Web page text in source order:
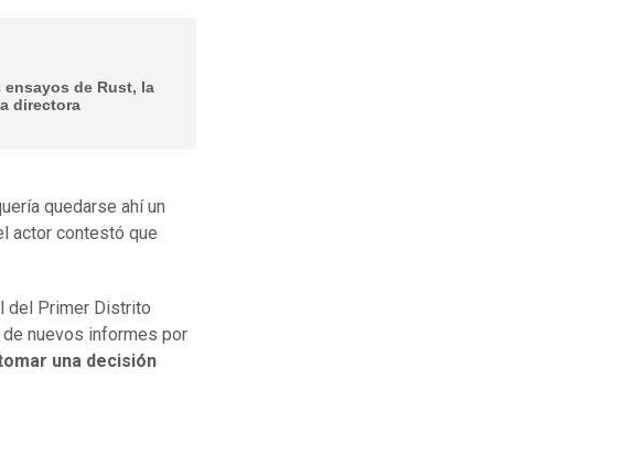
de Rust, la
directora
quedarse ahí un
actor contestó que
del Primer Distrito
nuevos informes por
una decisión